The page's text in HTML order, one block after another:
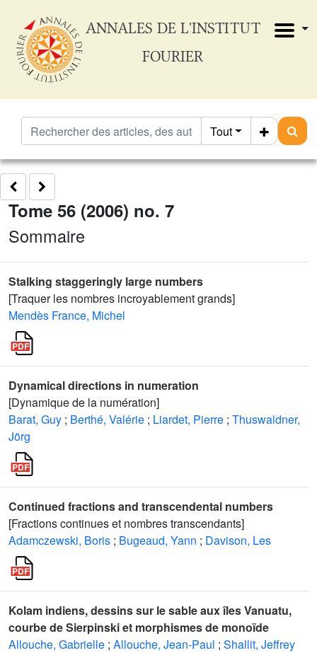
ANNALES DE L'INSTITUT
FOURIER
Tout
Tome 56 (2006) no. 7
Sommaire
Stalking staggeringly large numbers
[Traquer les nombres incroyablement grands]
Mendès France, Michel
Dynamical directions in numeration
[Dynamique de la numération]
Barat, Guy ; Berthé, Valérie ; Liardet, Pierre ; Thuswaldner,
Jörg
Continued fractions and transcendental numbers
[Fractions continues et nombres transcendants]
Adamczewski, Boris ; Bugeaud, Yann ; Davison, Les
Kolam indiens, dessins sur le sable aux îles Vanuatu,
courbe de Sierpinski et morphismes de monoïde
Allouche, Gabrielle ; Allouche, Jean-Paul ; Shallit, Jeffrey